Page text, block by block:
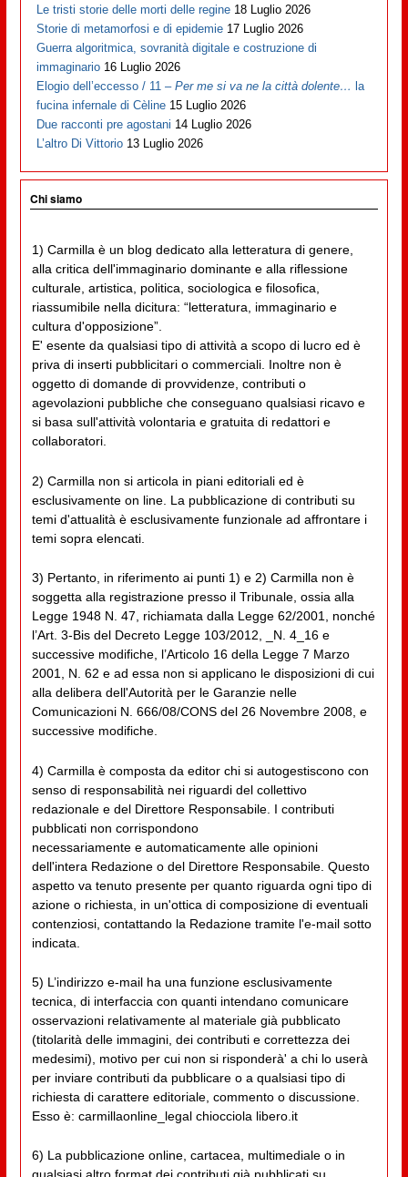
Le tristi storie delle morti delle regine 18 Luglio 2026
Storie di metamorfosi e di epidemie 17 Luglio 2026
Guerra algoritmica, sovranità digitale e costruzione di
immaginario 16 Luglio 2026
Elogio dell’eccesso / 11 –Per me si va ne la città dolente… la
fucina infernale di Cèline 15 Luglio 2026
Due racconti pre agostani 14 Luglio 2026
L’altro Di Vittorio 13 Luglio 2026
Chi siamo
1) Carmilla è un blog dedicato alla letteratura di genere,
alla critica dell'immaginario dominante e alla riflessione
culturale, artistica, politica, sociologica e filosofica,
riassumibile nella dicitura: “letteratura, immaginario e
cultura d'opposizione”.
E' esente da qualsiasi tipo di attività a scopo di lucro ed è
priva di inserti pubblicitari o commerciali. Inoltre non è
oggetto di domande di provvidenze, contributi o
agevolazioni pubbliche che conseguano qualsiasi ricavo e
si basa sull'attività volontaria e gratuita di redattori e
collaboratori.
2) Carmilla non si articola in piani editoriali ed è
esclusivamente on line. La pubblicazione di contributi su
temi d'attualità è esclusivamente funzionale ad affrontare i
temi sopra elencati.
3) Pertanto, in riferimento ai punti 1) e 2) Carmilla non è
soggetta alla registrazione presso il Tribunale, ossia alla
Legge 1948 N. 47, richiamata dalla Legge 62/2001, nonché
l’Art. 3-Bis del Decreto Legge 103/2012, _N. 4_16 e
successive modifiche, l’Articolo 16 della Legge 7 Marzo
2001, N. 62 e ad essa non si applicano le disposizioni di cui
alla delibera dell'Autorità per le Garanzie nelle
Comunicazioni N. 666/08/CONS del 26 Novembre 2008, e
successive modifiche.
4) Carmilla è composta da editor chi si autogestiscono con
senso di responsabilità nei riguardi del collettivo
redazionale e del Direttore Responsabile. I contributi
pubblicati non corrispondono
necessariamente e automaticamente alle opinioni
dell'intera Redazione o del Direttore Responsabile. Questo
aspetto va tenuto presente per quanto riguarda ogni tipo di
azione o richiesta, in un'ottica di composizione di eventuali
contenziosi, contattando la Redazione tramite l'e-mail sotto
indicata.
5) L’indirizzo e-mail ha una funzione esclusivamente
tecnica, di interfaccia con quanti intendano comunicare
osservazioni relativamente al materiale già pubblicato
(titolarità delle immagini, dei contributi e correttezza dei
medesimi), motivo per cui non si risponderà' a chi lo userà
per inviare contributi da pubblicare o a qualsiasi tipo di
richiesta di carattere editoriale, commento o discussione.
Esso è: carmillaonline_legal chiocciola libero.it
6) La pubblicazione online, cartacea, multimediale o in